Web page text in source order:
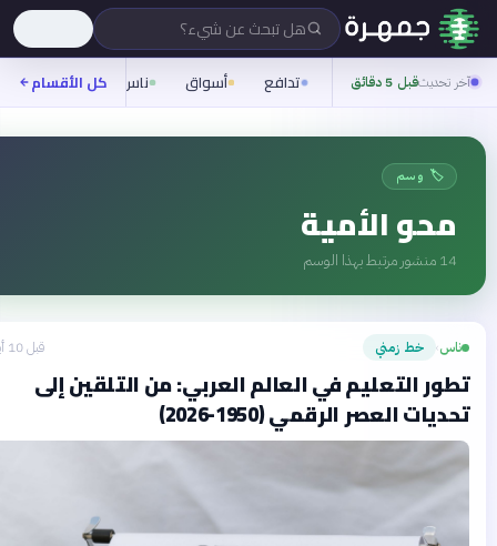
هل تبحث عن شيء؟
تحديثقبل 5 دقائق تدافع أسواق ناس روح شيفرة كل الأقسام
🏷️ وسم
محو الأمية
منشور مرتبط بهذا الوسم
› خط زمني
التعليم في العالم العربي: من التلقين إلى
العصر الرقمي (1950-2026)